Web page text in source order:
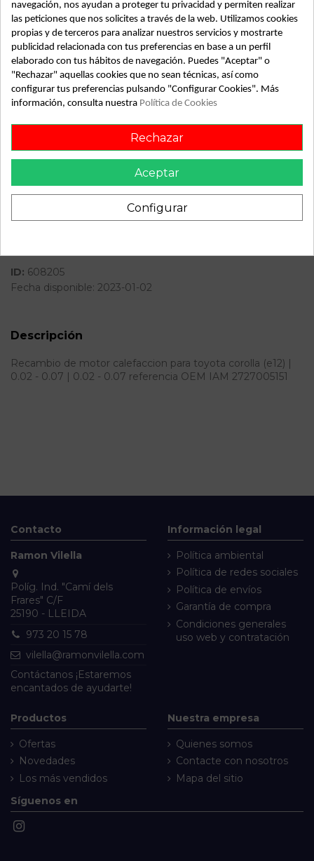
Detalles de producto
OEM:
2727005151
* | 0.02 - 0.07
COROLLA (E12) * | 0.02 - 0.07
360
ID: 608205
Fecha disponible: 2023-01-02
Descripción
Recambio de motor calefaccion para toyota corolla (e12) |
0.02 - 0.07 | 0.02 - 0.07 referencia OEM IAM 2727005151
Contacto
Ramon Vilella
Políg. Ind. "Camí dels
Frares" C/F
25190 - LLEIDA
973 20 15 78
vilella@ramonvilella.com
Contáctanos ¡Estaremos
encantados de ayudarte!
Información legal
Política ambiental
Política de redes sociales
Política de envíos
Garantía de compra
Condiciones generales
uso web y contratación
Productos
Ofertas
Novedades
Los más vendidos
Nuestra empresa
Quienes somos
Contacte con nosotros
Mapa del sitio
Síguenos en
navegación, nos ayudan a proteger tu privacidad y permiten realizar
las peticiones que nos solicites a través de la web. Utilizamos cookies
propias y de terceros para analizar nuestros servicios y mostrarte
publicidad relacionada con tus preferencias en base a un perfil
elaborado con tus hábitos de navegación. Puedes "Aceptar" o
"Rechazar" aquellas cookies que no sean técnicas, así como
configurar tus preferencias pulsando "Configurar Cookies". Más
información, consulta nuestra Política de Cookies
Rechazar
Aceptar
Configurar